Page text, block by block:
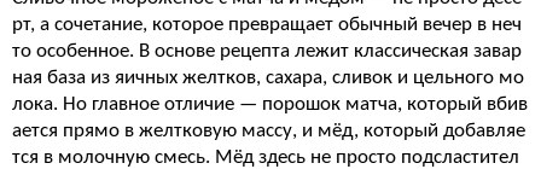
рт, а сочетание, которое превращает обычный вечер в неч
то особенное. В основе рецепта лежит классическая завар
ная база из яичных желтков, сахара, сливок и цельного мо
лока. Но главное отличие — порошок матча, который вбив
ается прямо в желтковую массу, и мёд, который добавляе
тся в молочную смесь. Мёд здесь не просто подсластител